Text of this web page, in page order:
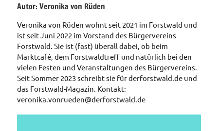
Autor:Veronika von Rüden
Veronika von Rüden wohnt seit 2021 im Forstwald und
ist seit Juni 2022 im Vorstand des Bürgervereins
Forstwald. Sie ist (fast) überall dabei, ob beim
Marktcafé, dem Forstwaldtreff und natürlich bei den
vielen Festen und Veranstaltungen des Bürgervereins.
Seit Sommer 2023 schreibt sie für derforstwald.de und
das Forstwald-Magazin. Kontakt:
veronika.vonrueden@derforstwald.de